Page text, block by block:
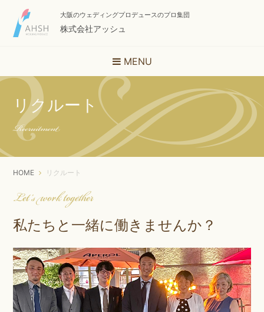
大阪のウェディングプロデュースのプロ集団
株式会社アッシュ
MENU
リクルート
Recruitment
HOME リクルート
Let’s work together
私たちと一緒に働きませんか？